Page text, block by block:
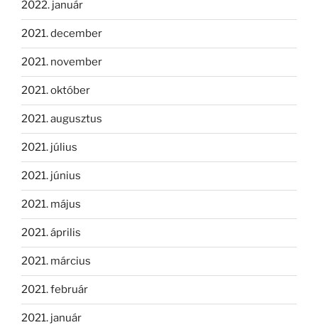
2022. január
2021. december
2021. november
2021. október
2021. augusztus
2021. július
2021. június
2021. május
2021. április
2021. március
2021. február
2021. január